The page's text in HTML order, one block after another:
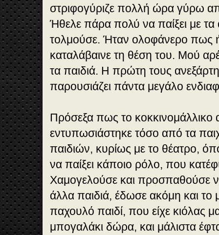
στριφογύριζε πολλή ώρα γύρω
Ήθελε πάρα πολύ να παίξει με τα
τολμούσε. Ήταν ολοφάνερο πως
καταλάβαινε τη θέση του. Μού
τα παιδιά. Η πρώτη τους
παρουσιάζει πάντα μεγάλο
Πρόσεξα πως το κοκκινομάλλικο
εντυπωσιάστηκε τόσο από τα
παιδιών, κυρίως με το θέατρο,
να παίξει κάποιο ρόλο, που
Χαμογελούσε και προσπαθούσε
άλλα παιδιά, έδωσε ακόμη και το
παχουλό παιδί, που είχε κιόλας
μπογαλάκι δώρα, και μάλιστα